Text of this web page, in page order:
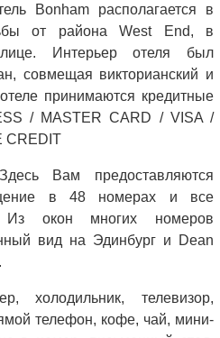
Bonham располагается в
от района West End, в
Интерьер отеля был
совмещая викторианский и
принимаются кредитные
/ MASTER CARD / VISA /
CREDIT
Вам предоставляются
в 48 номерах и все
Из окон многих номеров
вид на Эдинбург и Dean
холодильник, телевизор,
телефон, кофе, чай, мини-